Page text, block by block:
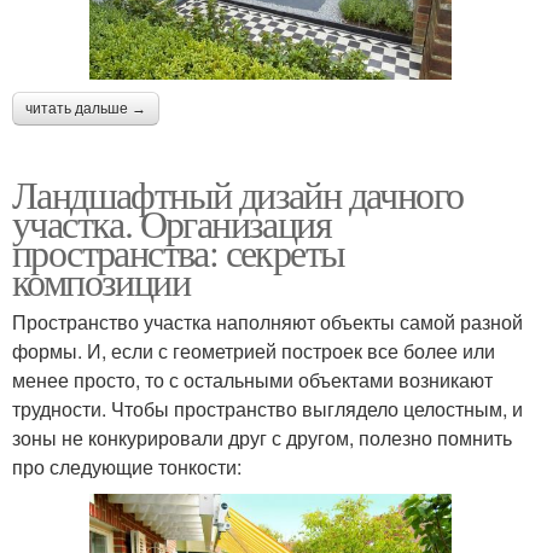
читать дальше →
Ландшафтный дизайн дачного
участка. Организация
пространства: секреты
композиции
Пространство участка наполняют объекты самой разной
формы. И, если с геометрией построек все более или
менее просто, то с остальными объектами возникают
трудности. Чтобы пространство выглядело целостным, и
зоны не конкурировали друг с другом, полезно помнить
про следующие тонкости: